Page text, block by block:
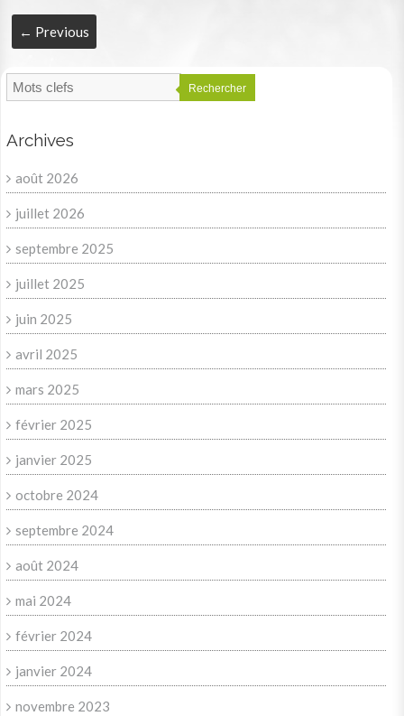
← Previous
Rechercher
Archives
août 2026
juillet 2026
septembre 2025
juillet 2025
juin 2025
avril 2025
mars 2025
février 2025
janvier 2025
octobre 2024
septembre 2024
août 2024
mai 2024
février 2024
janvier 2024
novembre 2023